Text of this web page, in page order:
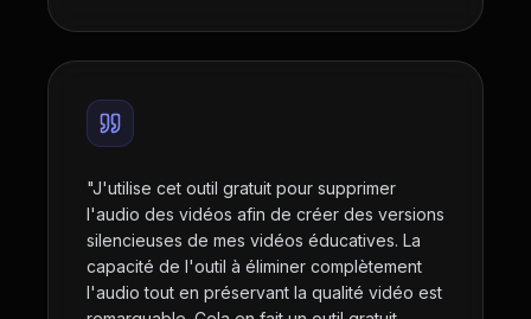
"J'utilise cet outil gratuit pour supprimer
l'audio des vidéos afin de créer des versions
silencieuses de mes vidéos éducatives. La
capacité de l'outil à éliminer complètement
l'audio tout en préservant la qualité vidéo est